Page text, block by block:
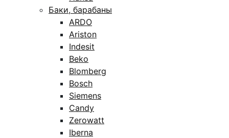
Баки, барабаны
ARDO
Ariston
Indesit
Beko
Blomberg
Bosch
Siemens
Candy
Zerowatt
Iberna